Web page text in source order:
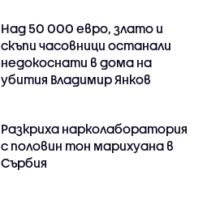
Над 50 000 евро, злато и
скъпи часовници останали
недокоснати в дома на
убития Владимир Янков
Разкриха нарколаборатория
с половин тон марихуана в
Сърбия